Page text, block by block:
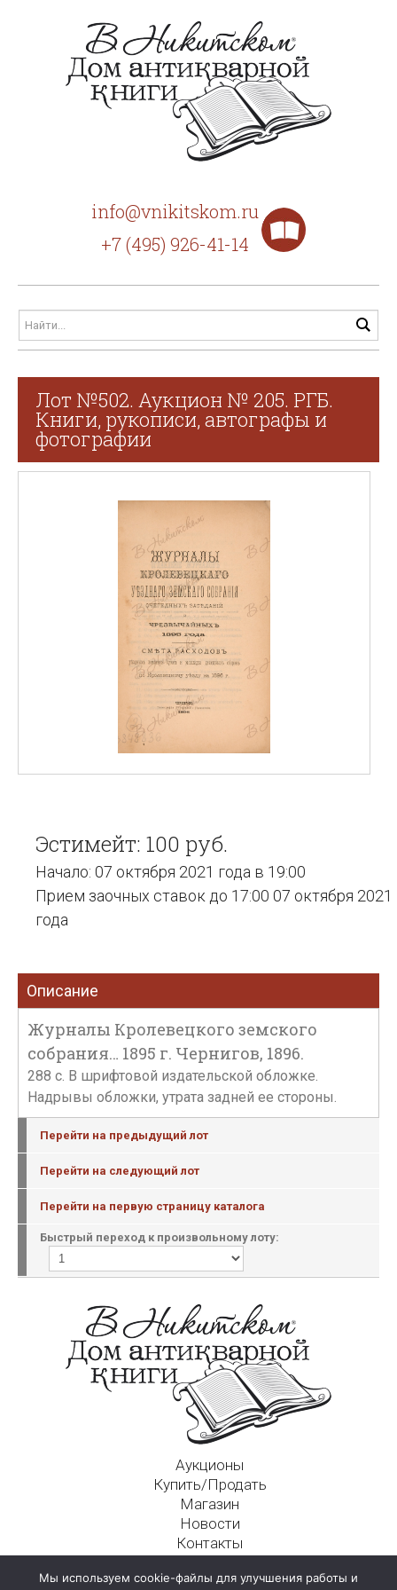
info@vnikitskom.ru
+7 (495) 926-41-14
Лот №502. Аукцион № 205. РГБ.
Книги, рукописи, автографы и
фотографии
Эстимейт: 100 руб.
Начало: 07 октября 2021 года в 19:00
Прием заочных ставок до 17:00 07 октября 2021
года
Описание
Журналы Кролевецкого земского
собрания… 1895 г. Чернигов, 1896.
288 с. В шрифтовой издательской обложке.
Надрывы обложки, утрата задней ее стороны.
Перейти на предыдущий лот
Перейти на следующий лот
Перейти на первую страницу каталога
Быстрый переход к произвольному лоту:
Аукционы
Купить/Продать
Магазин
Новости
Контакты
125009, г. Москва, Никитский пер., д. 4а, стр. 1
Мы используем cookie-файлы для улучшения работы и